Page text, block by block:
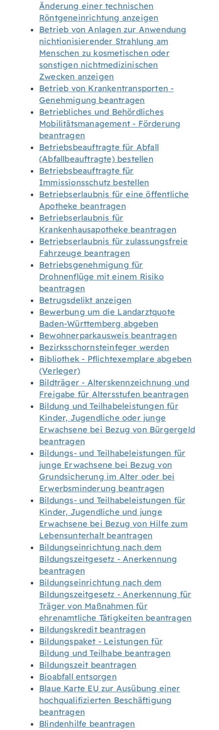
Änderung einer technischen
Röntgeneinrichtung anzeigen
Betrieb von Anlagen zur Anwendung
nichtionisierender Strahlung am
Menschen zu kosmetischen oder
sonstigen nichtmedizinischen
Zwecken anzeigen
Betrieb von Krankentransporten -
Genehmigung beantragen
Betriebliches und Behördliches
Mobilitätsmanagement - Förderung
beantragen
Betriebsbeauftragte für Abfall
(Abfallbeauftragte) bestellen
Betriebsbeauftragte für
Immissionsschutz bestellen
Betriebserlaubnis für eine öffentliche
Apotheke beantragen
Betriebserlaubnis für
Krankenhausapotheke beantragen
Betriebserlaubnis für zulassungsfreie
Fahrzeuge beantragen
Betriebsgenehmigung für
Drohnenflüge mit einem Risiko
beantragen
Betrugsdelikt anzeigen
Bewerbung um die Landarztquote
Baden-Württemberg abgeben
Bewohnerparkausweis beantragen
Bezirksschornsteinfeger werden
Bibliothek - Pflichtexemplare abgeben
(Verleger)
Bildträger - Alterskennzeichnung und
Freigabe für Altersstufen beantragen
Bildung und Teilhabeleistungen für
Kinder, Jugendliche oder junge
Erwachsene bei Bezug von Bürgergeld
beantragen
Bildungs- und Teilhabeleistungen für
junge Erwachsene bei Bezug von
Grundsicherung im Alter oder bei
Erwerbsminderung beantragen
Bildungs- und Teilhabeleistungen für
Kinder, Jugendliche und junge
Erwachsene bei Bezug von Hilfe zum
Lebensunterhalt beantragen
Bildungseinrichtung nach dem
Bildungszeitgesetz - Anerkennung
beantragen
Bildungseinrichtung nach dem
Bildungszeitgesetz - Anerkennung für
Träger von Maßnahmen für
ehrenamtliche Tätigkeiten beantragen
Bildungskredit beantragen
Bildungspaket - Leistungen für
Bildung und Teilhabe beantragen
Bildungszeit beantragen
Bioabfall entsorgen
Blaue Karte EU zur Ausübung einer
hochqualifizierten Beschäftigung
beantragen
Blindenhilfe beantragen